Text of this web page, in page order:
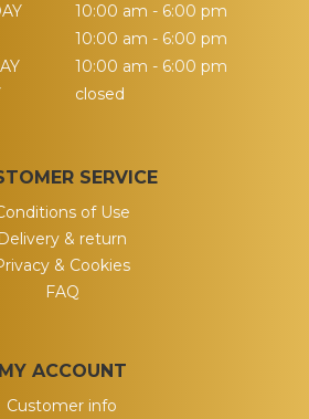
10:00 am - 6:00 pm
10:00 am - 6:00 pm
10:00 am - 6:00 pm
closed
SERVICE
of Use
Delivery & return
& Cookies
FAQ
MY ACCOUNT
Customer info